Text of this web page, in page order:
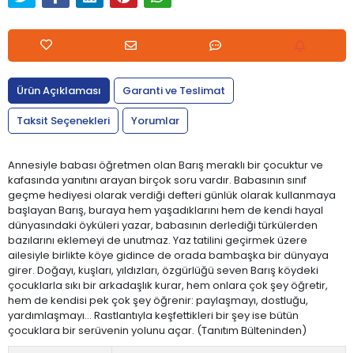
Ürün Açıklaması
Garanti ve Teslimat
Taksit Seçenekleri
Yorumlar
Annesiyle babası öğretmen olan Barış meraklı bir çocuktur ve
kafasında yanıtını arayan birçok soru vardır. Babasının sınıf
geçme hediyesi olarak verdiği defteri günlük olarak kullanmaya
başlayan Barış, buraya hem yaşadıklarını hem de kendi hayal
dünyasındaki öyküleri yazar, babasının derlediği türkülerden
bazılarını eklemeyi de unutmaz. Yaz tatilini geçirmek üzere
ailesiyle birlikte köye gidince de orada bambaşka bir dünyaya
girer. Doğayı, kuşları, yıldızları, özgürlüğü seven Barış köydeki
çocuklarla sıkı bir arkadaşlık kurar, hem onlara çok şey öğretir,
hem de kendisi pek çok şey öğrenir: paylaşmayı, dostluğu,
yardımlaşmayı... Rastlantıyla keşfettikleri bir şey ise bütün
çocuklara bir serüvenin yolunu açar. (Tanıtım Bülteninden)